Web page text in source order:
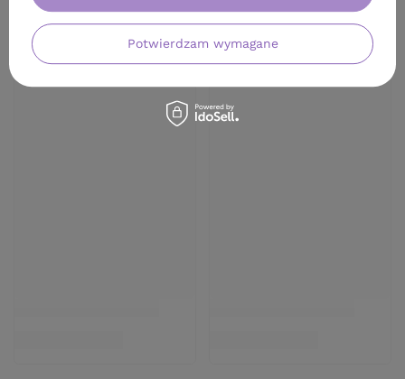
Potwierdzam wymagane